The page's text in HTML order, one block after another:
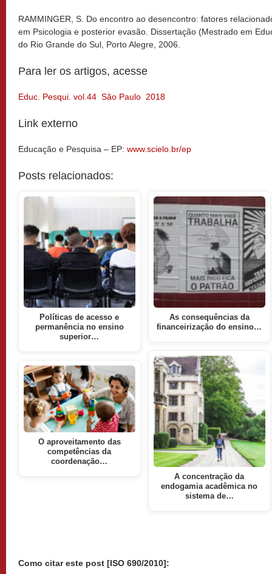
RAMMINGER, S. Do encontro ao desencontro: fatores
em Psicologia e posterior evasão. Dissertação (Mestrado em
do Rio Grande do Sul, Porto Alegre, 2006.
Para ler os artigos, acesse
Educ. Pesqui. vol.44 São Paulo 2018
Link externo
Educação e Pesquisa – EP: www.scielo.br/ep
Posts relacionados:
Políticas de acesso e
permanência no ensino
superior…
O aproveitamento das
competências da
coordenação…
As consequências da
financeirização do ensino…
A concentração da
endogamia acadêmica no
sistema de…
Como citar este post [ISO 690/2010]: